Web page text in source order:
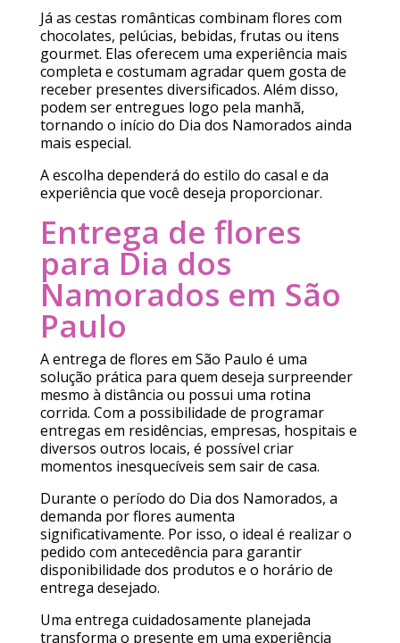
Já as cestas românticas combinam flores com
chocolates, pelúcias, bebidas, frutas ou itens
gourmet. Elas oferecem uma experiência mais
completa e costumam agradar quem gosta de
receber presentes diversificados. Além disso,
podem ser entregues logo pela manhã,
tornando o início do Dia dos Namorados ainda
mais especial.
A escolha dependerá do estilo do casal e da
experiência que você deseja proporcionar.
Entrega de flores
para Dia dos
Namorados em São
Paulo
A entrega de flores em São Paulo é uma
solução prática para quem deseja surpreender
mesmo à distância ou possui uma rotina
corrida. Com a possibilidade de programar
entregas em residências, empresas, hospitais e
diversos outros locais, é possível criar
momentos inesquecíveis sem sair de casa.
Durante o período do Dia dos Namorados, a
demanda por flores aumenta
significativamente. Por isso, o ideal é realizar o
pedido com antecedência para garantir
disponibilidade dos produtos e o horário de
entrega desejado.
Uma entrega cuidadosamente planejada
transforma o presente em uma experiência